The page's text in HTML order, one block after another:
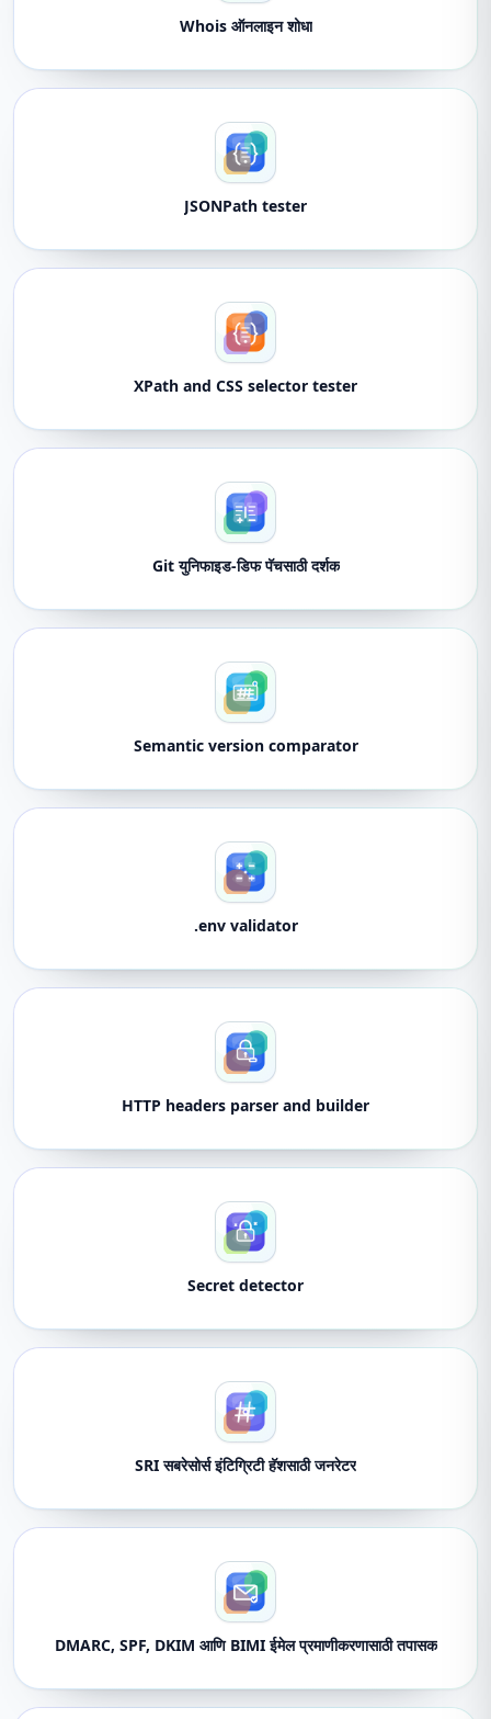
Whois ऑनलाइन शोधा
JSONPath tester
XPath and CSS selector tester
Git युनिफाइड-डिफ पॅचसाठी दर्शक
Semantic version comparator
.env validator
HTTP headers parser and builder
Secret detector
SRI सबरेसोर्स इंटिग्रिटी हॅशसाठी जनरेटर
DMARC, SPF, DKIM आणि BIMI ईमेल प्रमाणीकरणासाठी तपासक